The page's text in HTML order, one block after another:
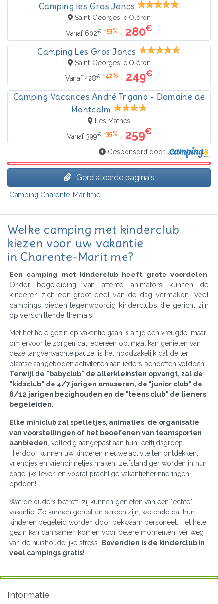
Camping les Gros Joncs
Saint-Georges-d'Oléron
Vanaf602€ -53% = 280€
Camping Les Gros Joncs
Saint-Georges-d'Oléron
Vanaf428€ -42% = 249€
Camping Vacances André Trigano - Domaine de
Montcalm
Les Mathes
Vanaf399€ -35% = 259€
Gesponsord door
Gerelateerde pagina's
Camping Charente-Maritime
Welke camping met kinderclub
kiezen voor uw vakantie
in Charente-Maritime?
Een camping met kinderclub heeft grote voordelen
Onder begeleiding van attente animators kunnen de
kinderen zich een groot deel van de dag vermaken. Veel
campings bieden tegenwoordig kinderclubs die gericht zijn
op verschillende thema's.
Met het hele gezin op vakantie gaan is altijd een vreugde, maar
om ervoor te zorgen dat iedereen optimaal kan genieten van
deze langverwachte pauze, is het noodzakelijk dat de ter
plaatse aangeboden activiteiten aan ieders behoeften voldoen.
Terwijl de "babyclub" de allerkleinsten opvangt, zal de
"kidsclub" de 4/7 jarigen amuseren, de "junior club" de
8/12 jarigen bezighouden en de "teens club" de tieners
begeleiden.
Elke miniclub zal spelletjes, animaties, de organisatie
van voorstellingen of het beoefenen van teamsporten
aanbieden, volledig aangepast aan hun leeftijdsgroep.
Hierdoor kunnen uw kinderen nieuwe activiteiten ontdekken,
vriendjes en vriendinnetjes maken, zelfstandiger worden in hun
dagelijks leven en vooral prachtige vakantieherinneringen
opdoen!
Wat de ouders betreft, zij kunnen genieten van een "echte"
vakantie! Ze kunnen gerust en sereen zijn, wetende dat hun
kinderen begeleid worden door bekwaam personeel. Het hele
gezin kan dan samen komen voor betere momenten, ver weg
van de huishoudelijke stress. Bovendien is de kinderclub in
veel campings gratis!
Informatie